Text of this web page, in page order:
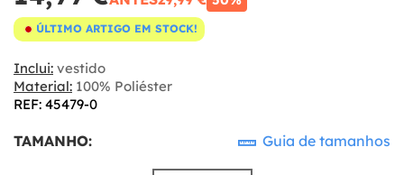
ÚLTIMO ARTIGO EM STOCK!
Inclui: vestido
Material: 100% Poliéster
REF: 45479-0
TAMANHO: Guia de tamanhos